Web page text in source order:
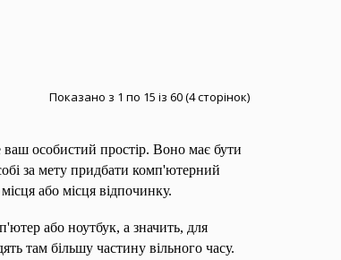
Показано з 1 по 15 із 60 (4 сторінок)
особистий простір. Воно має бути
за мету придбати комп'ютерний
або місця відпочинку.
або ноутбук, а значить, для
там більшу частину вільного часу.